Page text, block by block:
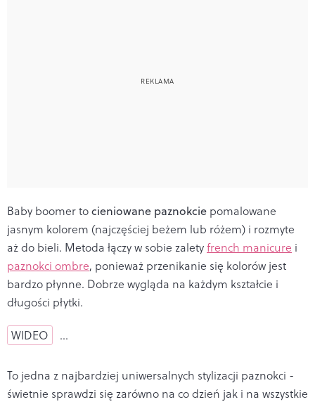
Baby boomer tocieniowane paznokcie pomalowane
jasnym kolorem (najczęściej beżem lub różem) i rozmyte
aż do bieli. Metoda łączy w sobie zaletyfrench manicure i
paznokci ombre, ponieważ przenikanie się kolorów jest
bardzo płynne. Dobrze wygląda na każdym kształcie i
długości płytki.
WIDEO …
To jedna z najbardziej uniwersalnych stylizacji paznokci -
świetnie sprawdzi się zarówno na co dzień jak i na wszystkie